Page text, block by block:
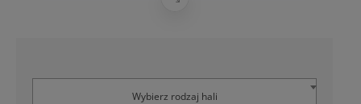
Wybierz rodzaj hali